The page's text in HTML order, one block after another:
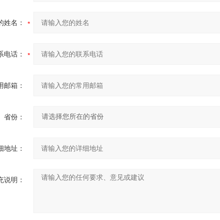
姓名：
电话：
邮箱：
省份：
地址：
说明：